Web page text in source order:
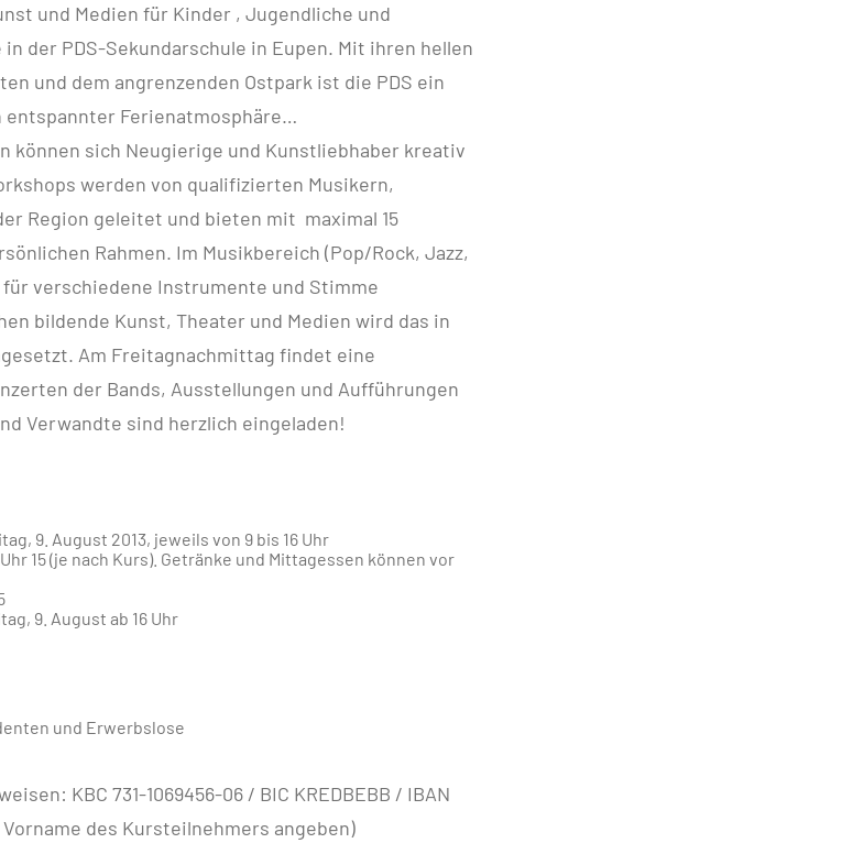
und Medien für Kinder , Jugendliche und
in der PDS-Sekundarschule in Eupen. Mit ihren hellen
und dem angrenzenden Ostpark ist die PDS ein
entspannter Ferienatmosphäre…
können sich Neugierige und Kunstliebhaber kreativ
werden von qualifizierten Musikern,
Region geleitet und bieten mit maximal 15
Rahmen. Im Musikbereich (Pop/Rock, Jazz,
verschiedene Instrumente und Stimme
bildende Kunst, Theater und Medien wird das in
Am Freitagnachmittag findet eine
der Bands, Ausstellungen und Aufführungen
Verwandte sind herzlich eingeladen!
9. August 2013, jeweils von 9 bis 16 Uhr
15 (je nach Kurs). Getränke und Mittagessen können vor
9. August ab 16 Uhr
und Erwerbslose
KBC 731-1069456-06 / BIC KREDBEBB / IBAN
Vorname des Kursteilnehmers angeben)